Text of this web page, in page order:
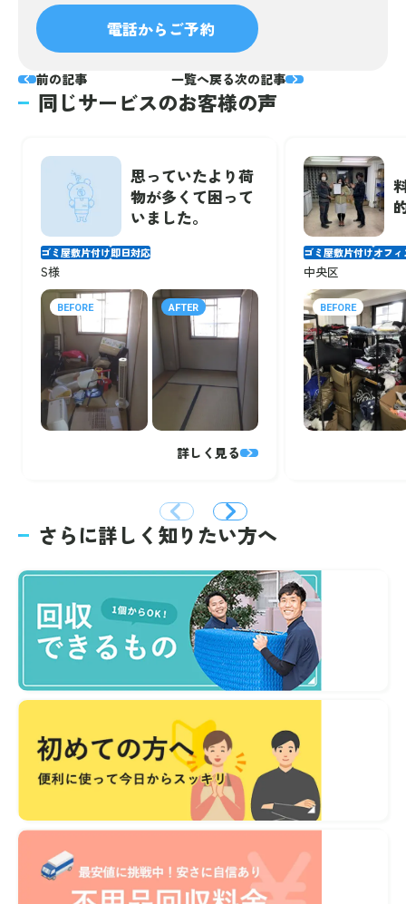
電話からご予約
前の記事 一覧へ戻る次の記事
同じサービスのお客様の声
思っていたより荷
物が多くて困って
いました。
ゴミ屋敷片付け即日対応
S様
BEFORE AFTER
詳しく見る
ゴミ屋敷片付けオフ
中央区
BEFORE
さらに詳しく知りたい方へ